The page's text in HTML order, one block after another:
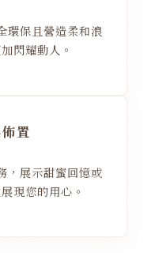
環保且營造柔和浪
閃耀動人。
置
，展示甜蜜回憶或
現您的用心。